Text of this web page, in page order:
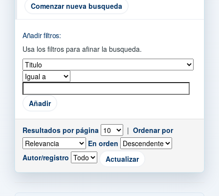
Comenzar nueva busqueda
Añadir filtros:
Usa los filtros para afinar la busqueda.
Resultados por página | Ordenar por
En orden
Autor/registro